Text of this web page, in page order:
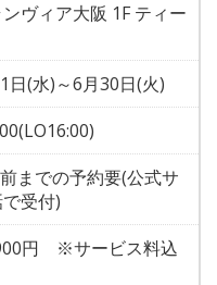
ヴィア大阪 1F ティー
日(水)～6月30日(火)
までの予約要(公式サ
受付)
円 ※サービス料込